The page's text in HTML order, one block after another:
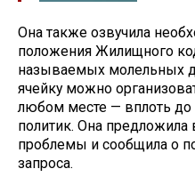
Она также озвучила
положения Жилищного
называемых молельных
ячейку можно
любом месте — вплоть до
политик. Она
проблемы и сообщила о
запроса.